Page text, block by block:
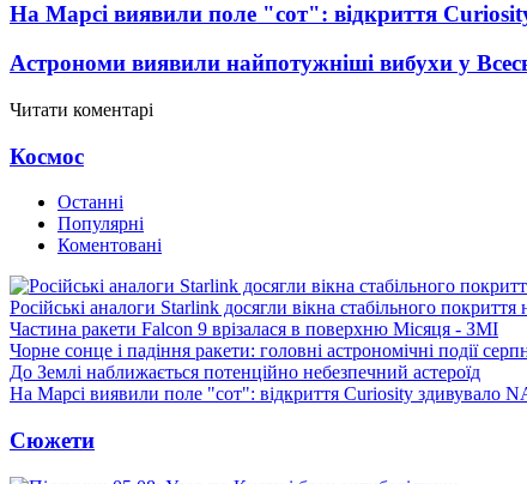
На Марсі виявили поле "сот": відкриття
Астрономи виявили найпотужніші вибухи у
Читати коментарі
Космос
Останні
Популярні
Коментовані
Російські аналоги Starlink досягли вікна стабільного
Частина ракети Falcon 9 врізалася в поверхню Місяця - ЗМІ
Чорне сонце і падіння ракети: головні астрономічні події
До Землі наближається потенційно небезпечний астероїд
На Марсі виявили поле "сот": відкриття Curiosity здивувало
Сюжети